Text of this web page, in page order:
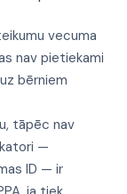
vecuma
nav pietiekami
bērniem
tāpēc nav
—
ID — ir